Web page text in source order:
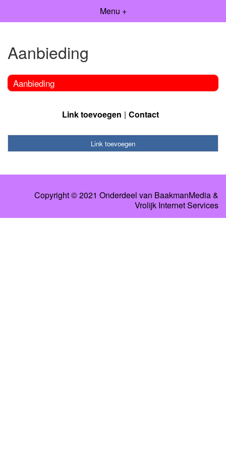
Menu +
Aanbieding
Aanbieding
Link toevoegen Contact
Link toevoegen
Copyright © 2021 Onderdeel van BaakmanMedia&
Vrolijk Internet Services